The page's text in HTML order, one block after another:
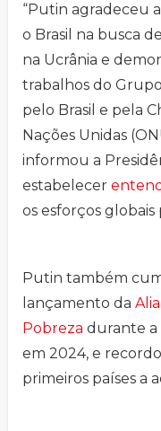
“Putin agradeceu
o Brasil na busca
na Ucrânia e
trabalhos do
pelo Brasil e pela
Nações Unidas
informou a
estabelecer
os esforços globais
Putin também
lançamento da
Pobreza durante a
em 2024, e
primeiros países a